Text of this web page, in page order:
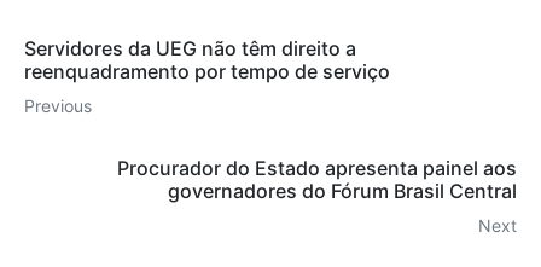
Servidores da UEG não têm direito a
reenquadramento por tempo de serviço
Previous
Procurador do Estado apresenta painel aos
governadores do Fórum Brasil Central
Next